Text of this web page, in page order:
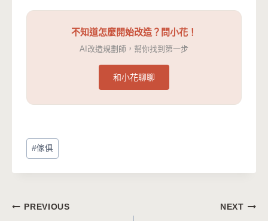
不知道怎麼開始改造？問小花！
AI改造規劃師，幫你找到第一步
和小花聊聊
Post
Tags:
#傢俱
文PREVIOUS NEXT